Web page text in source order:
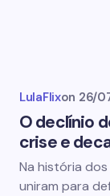
LulaFlixon 26/
O declínio
crise e
Na história
uniram para